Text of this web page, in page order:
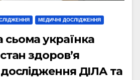
МЕДИЧНІ ДОСЛІДЖЕННЯ
українка
здоров’я
дослідження ДІЛА та